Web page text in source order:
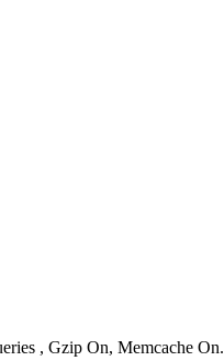
, Gzip On, Memcache On.